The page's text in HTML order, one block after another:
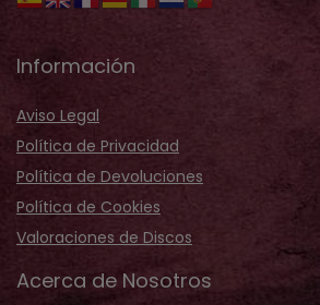
Información
Aviso Legal
Política de Privacidad
Política de Devoluciones
Política de Cookies
Valoraciones de Discos
Acerca de Nosotros